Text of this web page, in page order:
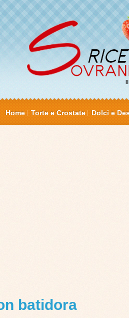
Home Torte e Crostate Dolci e
batidora